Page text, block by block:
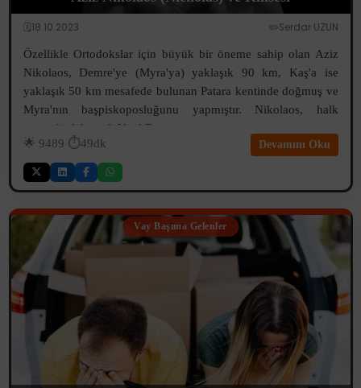
🗓️18.10.2023 ✏️Serdar UZUN
Özellikle Ortodokslar için büyük bir öneme sahip olan Aziz
Nikolaos, Demre'ye (Myra'ya) yaklaşık 90 km, Kaş'a ise
yaklaşık 50 km mesafede bulunan Patara kentinde doğmuş ve
Myra'nın başpiskoposluğunu yapmıştır. Nikolaos, halk
arasında daha çok Noel Ba...
🌟 9489 ⏱️49dk Devamını Oku
Vay Başıma Gelenler